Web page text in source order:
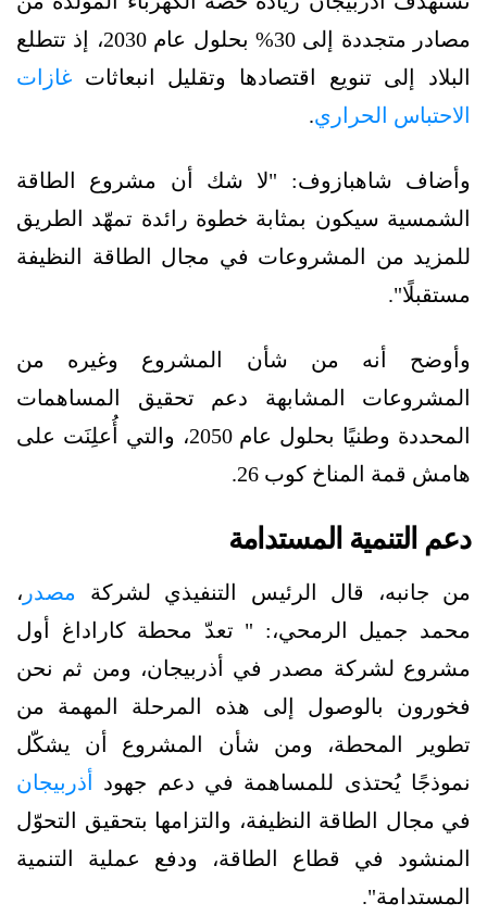
مصادر متجددة إلى 30% بحلول عام 2030، إذ تتطلع
البلاد إلى تنويع اقتصادها وتقليل انبعاثات غازات
الاحتباس الحراري.
وأضاف شاهبازوف: "لا شك أن مشروع الطاقة
الشمسية سيكون بمثابة خطوة رائدة تمهّد الطريق
للمزيد من المشروعات في مجال الطاقة النظيفة
مستقبلًا".
وأوضح أنه من شأن المشروع وغيره من
المشروعات المشابهة دعم تحقيق المساهمات
المحددة وطنيًا بحلول عام 2050، والتي أُعلِنَت على
هامش قمة المناخ كوب 26.
دعم التنمية المستدامة
من جانبه، قال الرئيس التنفيذي لشركة مصدر ،
محمد جميل الرمحي،: " تعدّ محطة كاراداغ أول
مشروع لشركة مصدر في أذربيجان، ومن ثم نحن
فخورون بالوصول إلى هذه المرحلة المهمة من
تطوير المحطة، ومن شأن المشروع أن يشكّل
نموذجًا يُحتذى للمساهمة في دعم جهود
أذربيجان
في مجال الطاقة النظيفة، والتزامها بتحقيق التحوّل
المنشود في قطاع الطاقة، ودفع عملية التنمية
المستدامة".